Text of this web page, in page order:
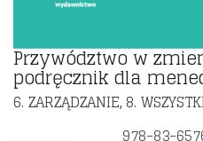
Przywództwo w
podręcznik dla
6. ZARZĄDZANIE, 8.
978-83-